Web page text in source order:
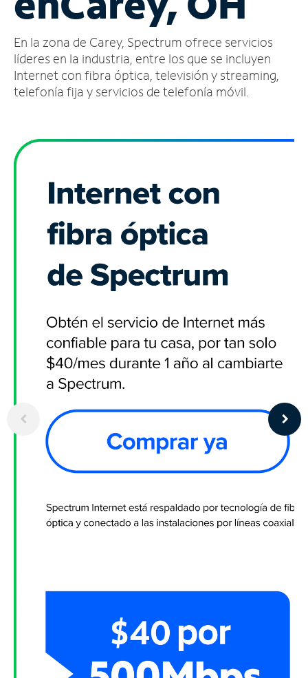
cuenta
Encuentra
una
tienda
En la zona de Carey, Spectrum ofrece servicios
líderes en la industria, entre los que se incluyen
Internet con fibra óptica, televisión y streaming,
telefonía fija y servicios de telefonía móvil.